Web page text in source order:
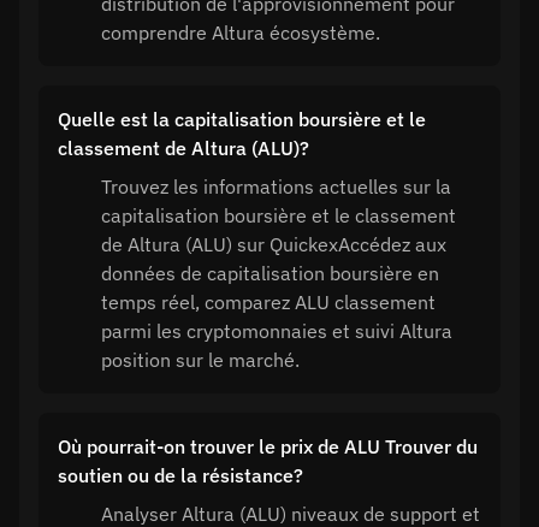
comprendre Altura écosystème.
Quelle est la capitalisation boursière et le
classement de Altura (ALU)?
Trouvez les informations actuelles sur la
capitalisation boursière et le classement
de Altura (ALU) sur QuickexAccédez aux
données de capitalisation boursière en
temps réel, comparez ALU classement
parmi les cryptomonnaies et suivi Altura
position sur le marché.
Où pourrait-on trouver le prix de ALU Trouver du
soutien ou de la résistance?
Analyser Altura (ALU) niveaux de support et